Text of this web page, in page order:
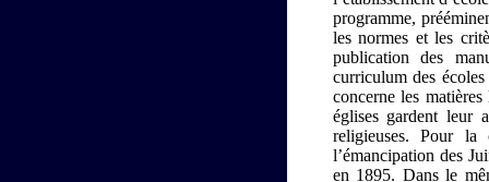
programme,
les normes et les
publication des
curriculum des
concerne les
églises gardent leur
religieuses. Pour
l’émancipation des
en 1895. Dans le